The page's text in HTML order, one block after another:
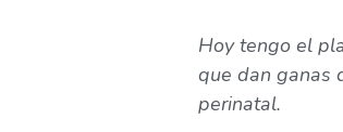
Hoy tengo el
que dan ganas
perinatal.